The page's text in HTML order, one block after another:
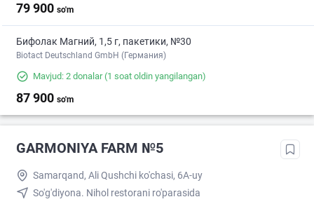
79 900 so'm
Бифолак Магний, 1,5 г, пакетики, №30
Biotact Deutschland GmbH (Германия)
Mavjud: 2 donalar(1 soat oldin yangilangan)
87 900 so'm
GARMONIYA FARM №5
Samarqand, Ali Qushchi ko'chasi, 6A-uy
So'g'diyona. Nihol restorani ro'parasida